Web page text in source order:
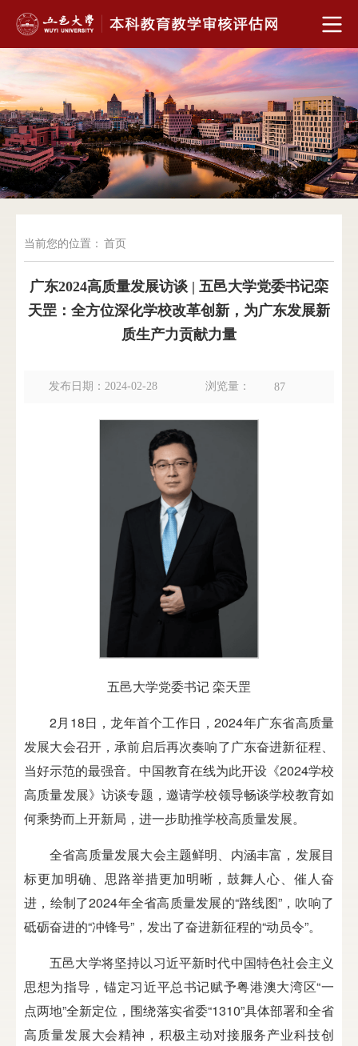
当前您的位置： 首页
广东2024高质量发展访谈 | 五邑大学党委书记栾
天罡：全方位深化学校改革创新，为广东发展新
质生产力贡献力量
发布日期：2024-02-28 浏览量： 87
五邑大学党委书记 栾天罡
2月18日，龙年首个工作日，2024年广东省高质量
发展大会召开，承前启后再次奏响了广东奋进新征程、
当好示范的最强音。中国教育在线为此开设《2024学校
高质量发展》访谈专题，邀请学校领导畅谈学校教育如
何乘势而上开新局，进一步助推学校高质量发展。
全省高质量发展大会主题鲜明、内涵丰富，发展目
标更加明确、思路举措更加明晰，鼓舞人心、催人奋
进，绘制了2024年全省高质量发展的“路线图”，吹响了
砥砺奋进的“冲锋号”，发出了奋进新征程的“动员令”。
五邑大学将坚持以习近平新时代中国特色社会主义
思想为指导，锚定习近平总书记赋予粤港澳大湾区“一
点两地”全新定位，围绕落实省委“1310”具体部署和全省
高质量发展大会精神，积极主动对接服务产业科技创